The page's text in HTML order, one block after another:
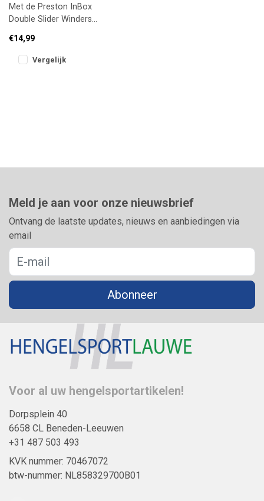
Met de Preston InBox
Double Slider Winders
overzichtelijk op. De
dubbele schuif i
€14,99
Vergelijk
Meld je aan voor onze nieuwsbrief
Ontvang de laatste updates, nieuws en aanbiedingen via
email
Abonneer
Voor al uw hengelsportartikelen!
Dorpsplein 40
6658 CL Beneden-Leeuwen
+31 487 503 493
KVK nummer: 70467072
btw-nummer: NL858329700B01